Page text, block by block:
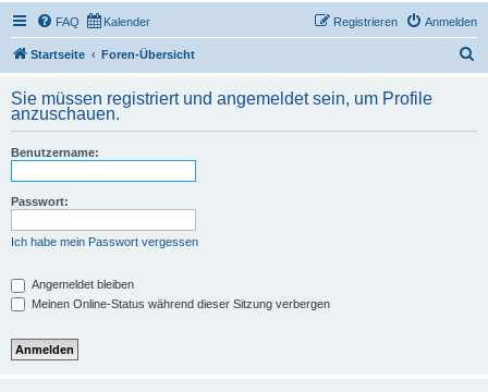
FAQ Kalender Anmelden
Registrieren
Startseite Foren-Übersicht
h
Sie müssen registriert und angemeldet sein, um Profile
anzuschauen.
Benutzername:
Passwort:
Ich habe mein Passwort vergessen
Angemeldet bleiben
Meinen Online-Status während dieser Sitzung verbergen